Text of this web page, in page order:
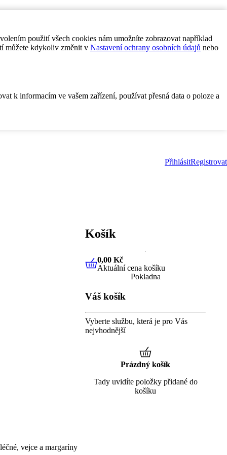
použití všech cookies nám umožníte zobrazovat například
můžete kdykoliv změnit v Nastavení ochrany osobních údajů nebo
k informacím ve vašem zařízení, používat přesná data o poloze a
PřihlásitRegistrovat
vejce a margaríny
Košík
0,00 KčAktuální cena košíku
0,00 Kč
Aktuální cena košíku
Pokladna
Váš košík
Vyberte službu, která je pro Vás
nejvhodnější
Prázdný košík
Tady uvidíte položky přidané do
košíku